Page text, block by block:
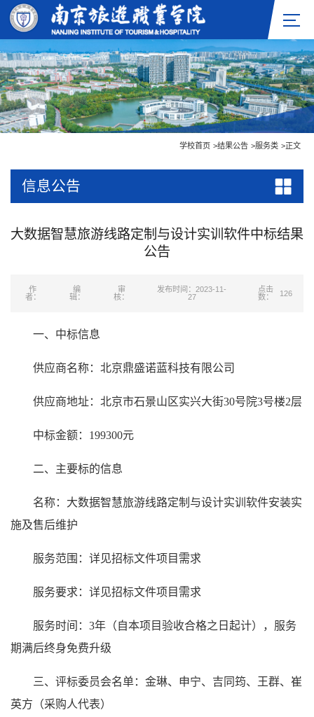
学校首页 >结果公告 >服务类 >正文
信息公告
大数据智慧旅游线路定制与设计实训软件中标结果
公告
作
者：
编
辑：
审
核：
发布时间：2023-11-
27
点击
数：
126
一、中标信息
供应商名称：北京鼎盛诺蓝科技有限公司
供应商地址：北京市石景山区实兴大街30号院3号楼2层
中标金额：199300元
二、主要标的信息
名称： 大数据智慧旅游线路定制与设计实训软件安装实
施及售后维护
服务范围：详见招标文件项目需求
服务要求：详见招标文件项目需求
服务时间： 3年（自本项目验收合格之日起计），服务
期满后终身免费升级
三、评标委员会名单：金琳、申宁、吉同筠、王群、崔
英方（采购人代表）